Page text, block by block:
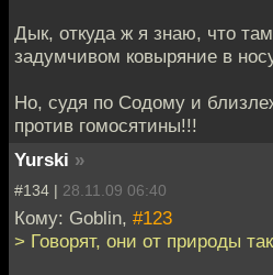
Дык, откуда ж я знаю, что
задумчивом ковыряние в
Но, судя по Содому и
против гомосятины!!!
Yurski »
#134 | 28.11.09 06:40
Кому: Goblin, #123
> Говорят, они от природы